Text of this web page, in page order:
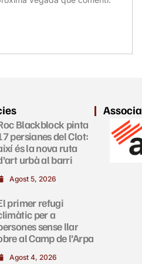
Blackblock pinta
persianes del Clot:
és la nova ruta
urbà al barri
Agost 5, 2026
primer refugi
per a
sense llar
al Camp de l’Arpa
Agost 4, 2026